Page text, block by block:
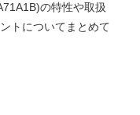
の特性や取扱
トについてまとめて